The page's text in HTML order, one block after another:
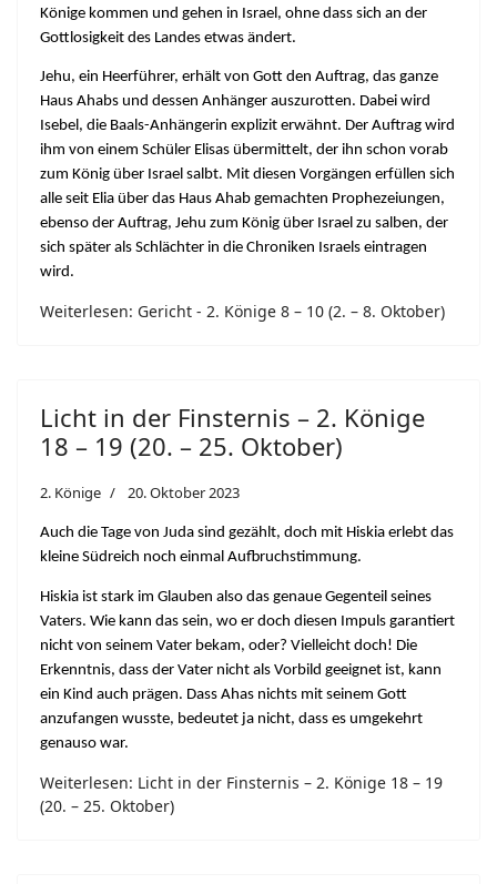
Könige kommen und gehen in Israel, ohne dass sich an der
Gottlosigkeit des Landes etwas ändert.
Jehu, ein Heerführer, erhält von Gott den Auftrag, das ganze
Haus Ahabs und dessen Anhänger auszurotten. Dabei wird
Isebel, die Baals-Anhängerin explizit erwähnt. Der Auftrag wird
ihm von einem Schüler Elisas übermittelt, der ihn schon vorab
zum König über Israel salbt. Mit diesen Vorgängen erfüllen sich
alle seit Elia über das Haus Ahab gemachten Prophezeiungen,
ebenso der Auftrag, Jehu zum König über Israel zu salben, der
sich später als Schlächter in die Chroniken Israels eintragen
wird.
Weiterlesen: Gericht - 2. Könige 8 – 10 (2. – 8. Oktober)
Licht in der Finsternis – 2. Könige
18 – 19 (20. – 25. Oktober)
2. Könige 20. Oktober 2023
Auch die Tage von Juda sind gezählt, doch mit Hiskia erlebt das
kleine Südreich noch einmal Aufbruchstimmung.
Hiskia ist stark im Glauben also das genaue Gegenteil seines
Vaters. Wie kann das sein, wo er doch diesen Impuls garantiert
nicht von seinem Vater bekam, oder? Vielleicht doch! Die
Erkenntnis, dass der Vater nicht als Vorbild geeignet ist, kann
ein Kind auch prägen. Dass Ahas nichts mit seinem Gott
anzufangen wusste, bedeutet ja nicht, dass es umgekehrt
genauso war.
Weiterlesen: Licht in der Finsternis – 2. Könige 18 – 19
(20. – 25. Oktober)